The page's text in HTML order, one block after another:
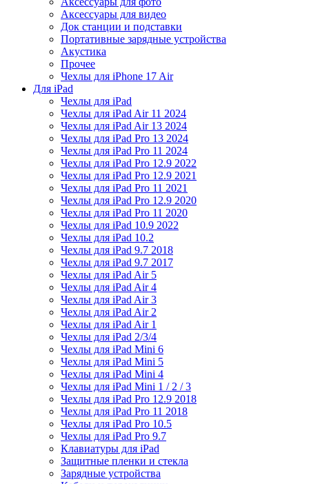
Аксессуары для видео
Док станции и подставки
Портативные зарядные устройства
Акустика
Прочее
Чехлы для iPhone 17 Air
Для iPad
Чехлы для iPad
Чехлы для iPad Air 11 2024
Чехлы для iPad Air 13 2024
Чехлы для iPad Pro 13 2024
Чехлы для iPad Pro 11 2024
Чехлы для iPad Pro 12.9 2022
Чехлы для iPad Pro 12.9 2021
Чехлы для iPad Pro 11 2021
Чехлы для iPad Pro 12.9 2020
Чехлы для iPad Pro 11 2020
Чехлы для iPad 10.9 2022
Чехлы для iPad 10.2
Чехлы для iPad 9.7 2018
Чехлы для iPad 9.7 2017
Чехлы для iPad Air 5
Чехлы для iPad Air 4
Чехлы для iPad Air 3
Чехлы для iPad Air 2
Чехлы для iPad Air 1
Чехлы для iPad 2/3/4
Чехлы для iPad Mini 6
Чехлы для iPad Mini 5
Чехлы для iPad Mini 4
Чехлы для iPad Mini 1 / 2 / 3
Чехлы для iPad Pro 12.9 2018
Чехлы для iPad Pro 11 2018
Чехлы для iPad Pro 10.5
Чехлы для iPad Pro 9.7
Клавиатуры для iPad
Защитные пленки и стекла
Зарядные устройства